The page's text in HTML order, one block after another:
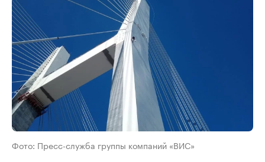
Фото: Пресс-служба группы компаний «ВИС»